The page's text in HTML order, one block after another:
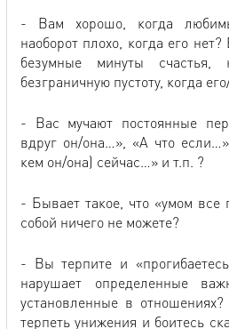
- Вам хорошо, когда
наоборот плохо, когда его
безумные минуты
безграничную пустоту, когда
- Вас мучают постоянные
вдруг он/она…», «А что
кем он/она) сейчас…» и т.п. ?
- Бывает такое, что «умом все
собой ничего не можете?
- Вы терпите и
нарушает определенные
установленные в
терпеть унижения и боитесь